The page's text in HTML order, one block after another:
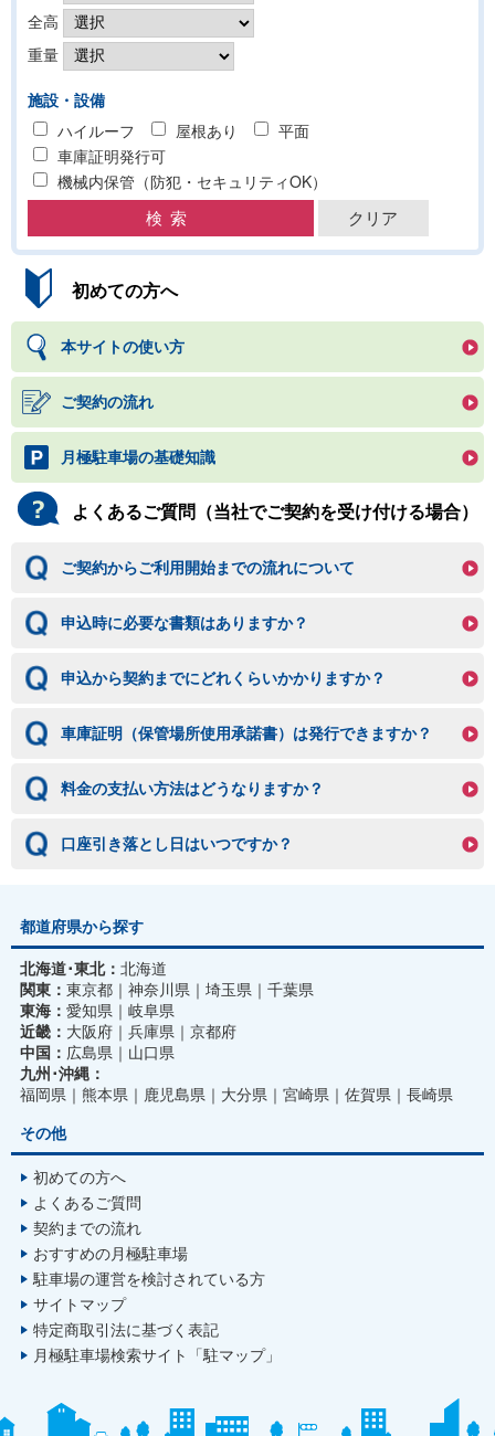
全高
重量
施設・設備
ハイルーフ
屋根あり
平面
車庫証明発行可
機械内保管（防犯・セキュリティOK）
初めての方へ
本サイトの使い方
ご契約の流れ
月極駐車場の基礎知識
よくあるご質問（当社でご契約を受け付ける場合）
ご契約からご利用開始までの流れについて
申込時に必要な書類はありますか？
申込から契約までにどれくらいかかりますか？
車庫証明（保管場所使用承諾書）は発行できますか？
料金の支払い方法はどうなりますか？
口座引き落とし日はいつですか？
都道府県から探す
北海道･東北： 北海道
関東： 東京都 神奈川県 埼玉県
千葉県
東海： 愛知県
岐阜県
近畿： 大阪府 兵庫県
京都府
中国： 広島県
山口県
九州･沖縄：
福岡県
熊本県 鹿児島県 大分県 宮崎県 佐賀県
長崎県
その他
初めての方へ
よくあるご質問
契約までの流れ
おすすめの月極駐車場
駐車場の運営を検討されている方
サイトマップ
特定商取引法に基づく表記
月極駐車場検索サイト「駐マップ」